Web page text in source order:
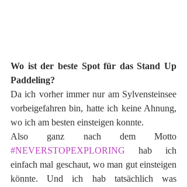
Wo ist der beste Spot für das Stand Up
Paddeling?
Da ich vorher immer nur am Sylvensteinsee
vorbeigefahren bin, hatte ich keine Ahnung,
wo ich am besten einsteigen konnte.
#NEVERSTOPEXPLORING hab ich
einfach mal geschaut, wo man gut einsteigen
könnte. Und ich hab tatsächlich was